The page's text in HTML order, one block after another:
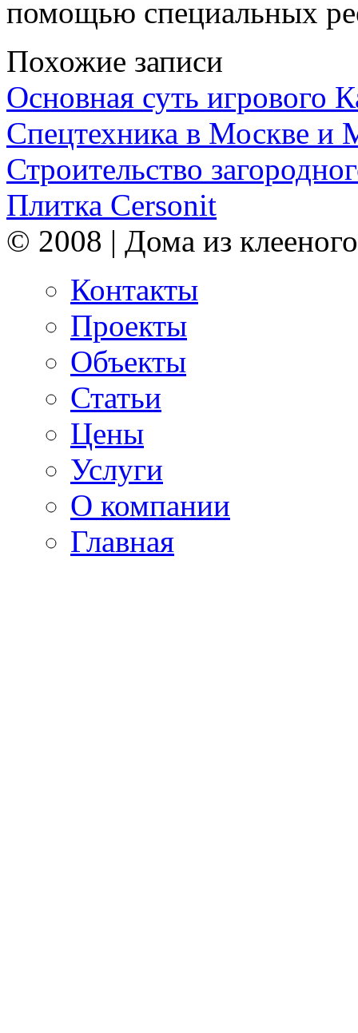
помощью специальных
Похожие записи
Основная суть игрового
Спецтехника в Москве и
Строительство
Плитка Cersonit
© 2008 | Дома из
Контакты
Проекты
Объекты
Статьи
Цены
Услуги
О компании
Главная